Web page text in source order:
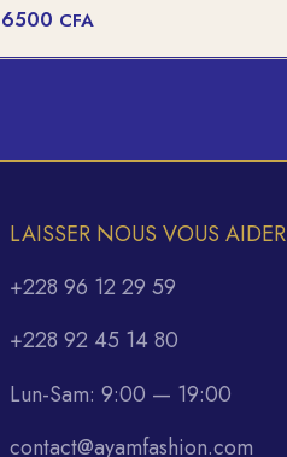
6500 CFA
LAISSER NOUS VOUS AIDER
+228 96 12 29 59
+228 92 45 14 80
Lun-Sam: 9:00 — 19:00
contact@ayamfashion.com